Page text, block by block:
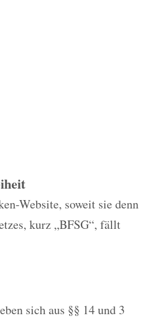
Website, soweit sie denn
kurz „BFSG“, fällt
sich aus §§ 14 und 3